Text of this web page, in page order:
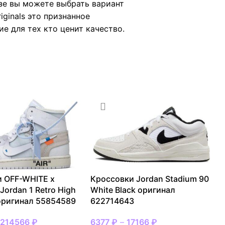
вы можете выбрать вариант
это признанное
для тех кто ценит качество.
WHITE x
1 Retro High
55854589
214566₽
Кроссовки Jordan Stadium 90
White Black оригинал
622714643
6377₽ – 17166₽